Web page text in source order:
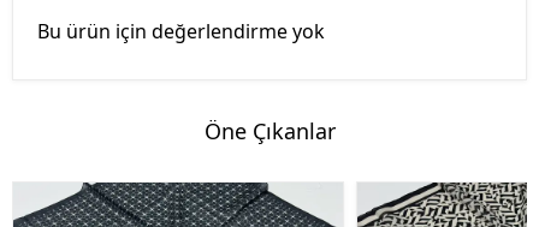
Bu ürün için değerlendirme yok
Öne Çıkanlar